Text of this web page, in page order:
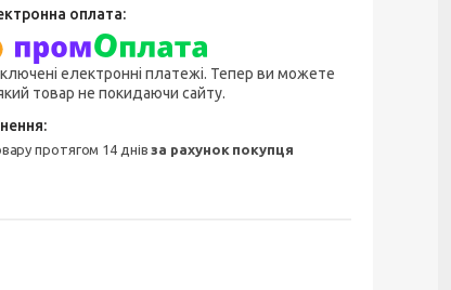
електронні платежі. Тепер ви можете
товар не покидаючи сайту.
протягом 14 днівза рахунок покупця